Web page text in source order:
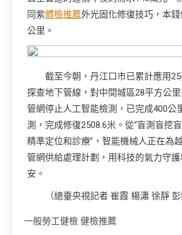
同紫體檢推薦外光固化修復技巧，本
公里。
截至今朝，丹江口市已累計應用
探查地下管線，對中間城區28平方公
管網停止人工智能檢測，已完成400公
測，完成修復2508.6米。從“盲測盲挖
精準定位和診療”，智能機械人正在為
管網供給處理計劃，用科技的氣力守
安。
（總臺央視記者 崔霞 楊瀟 徐靜 彭
一般勞工健檢 健檢推薦